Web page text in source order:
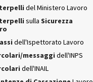
del Ministero Lavoro
sulla Sicurezza
dell'Ispettorato Lavoro
messaggi dell'INPS
dell'INAIL